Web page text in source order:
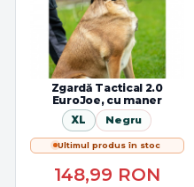
Zgardă Tactical 2.0
EuroJoe, cu maner
XL Negru
Ultimul produs în stoc
148,99 RON